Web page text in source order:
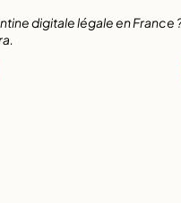
digitale légale en France